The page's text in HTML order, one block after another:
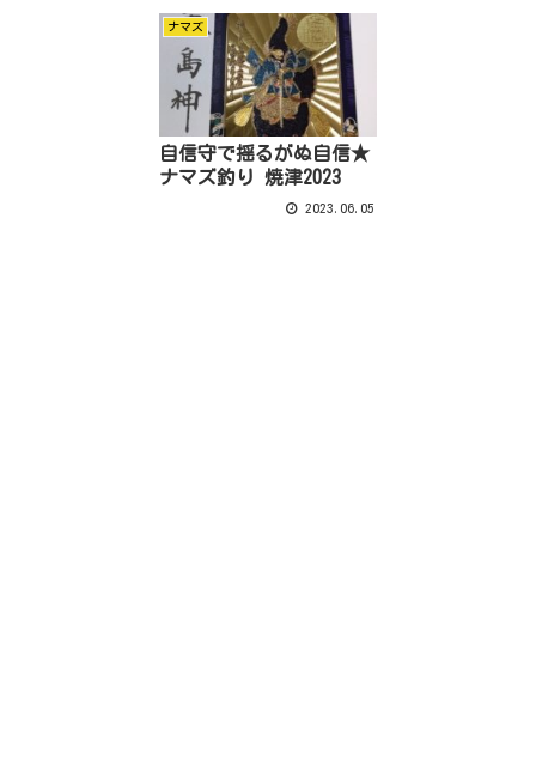
ナマズ
自信守で揺るがぬ自信★
ナマズ釣り 焼津2023
2023.06.05